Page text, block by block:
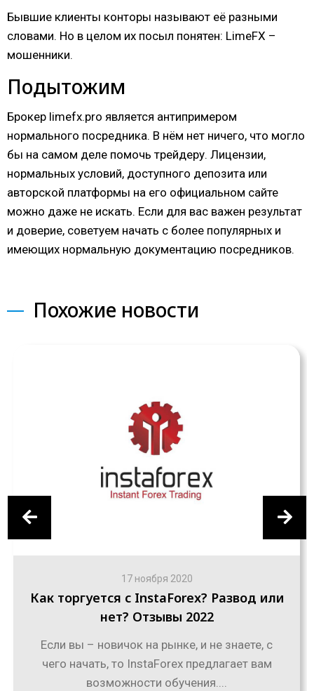
Бывшие клиенты конторы называют её разными
словами. Но в целом их посыл понятен: LimeFX –
мошенники.
Подытожим
Брокер limefx.pro является антипримером
нормального посредника. В нём нет ничего, что могло
бы на самом деле помочь трейдеру. Лицензии,
нормальных условий, доступного депозита или
авторской платформы на его официальном сайте
можно даже не искать. Если для вас важен результат
и доверие, советуем начать с более популярных и
имеющих нормальную документацию посредников.
Похожие новости
17 ноября 2020
Как торгуется с InstaForex? Развод или
нет? Отзывы 2022
Если вы – новичок на рынке, и не знаете, с
чего начать, то InstaForex предлагает вам
возможности обучения....